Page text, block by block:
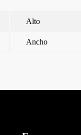
Alto
Ancho